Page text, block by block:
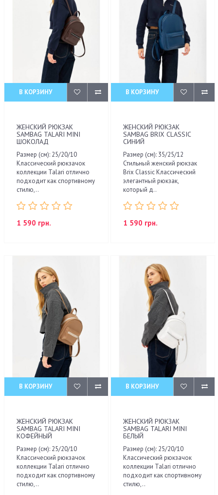
В КОРЗИНУ
ЖЕНСКИЙ РЮКЗАК
SAMBAG TALARI MINI
ШОКОЛАД
Размер (см): 25/20/10
Классический рюкзачок
коллекции Talari отлично
подходит как спортивному
стилю,..
1 590 грн.
В КОРЗИНУ
ЖЕНСКИЙ РЮКЗАК
SAMBAG BRIX CLASSIC
СИНИЙ
Размер (см): 35/25/12
Стильный женский рюкзак
Brix Classic Классический
элегантный рюкзак,
который д..
1 590 грн.
В КОРЗИНУ
ЖЕНСКИЙ РЮКЗАК
SAMBAG TALARI MINI
КОФЕЙНЫЙ
Размер (см): 25/20/10
Классический рюкзачок
коллекции Talari отлично
подходит как спортивному
стилю,..
В КОРЗИНУ
ЖЕНСКИЙ РЮКЗАК
SAMBAG TALARI MINI
БЕЛЫЙ
Размер (см): 25/20/10
Классический рюкзачок
коллекции Talari отлично
подходит как спортивному
стилю,..